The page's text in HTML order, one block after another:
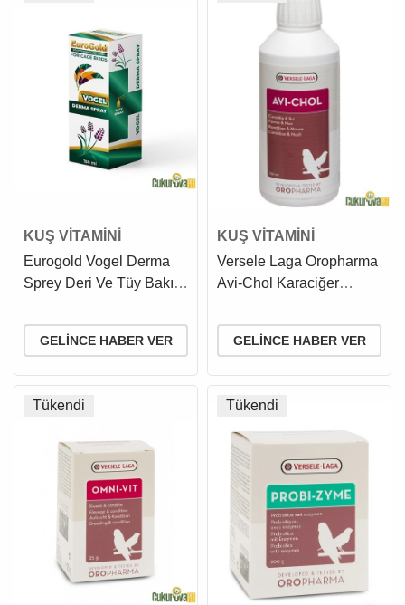
KUŞ VİTAMİNİ
Eurogold Vogel Derma
Sprey Deri Ve Tüy Bakım
GELINCE HABER VER
KUŞ VİTAMİNİ
Versele Laga Oropharma
Avi-Chol Karaciğer
Vitamini 250 Ml
GELINCE HABER VER
Tükendi Tükendi